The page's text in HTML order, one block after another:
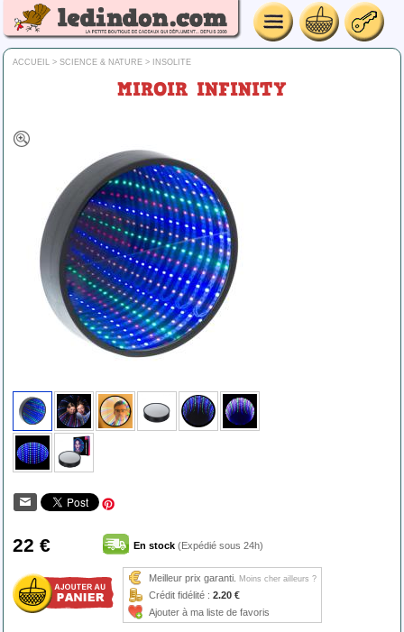
ACCUEIL > SCIENCE & NATURE > INSOLITE
MIROIR INFINITY
22 € En stock (Expédié sous 24h)
Meilleur prix garanti. Moins cher ailleurs ?
Crédit fidélité : 2.20 €
Ajouter à ma liste de favoris